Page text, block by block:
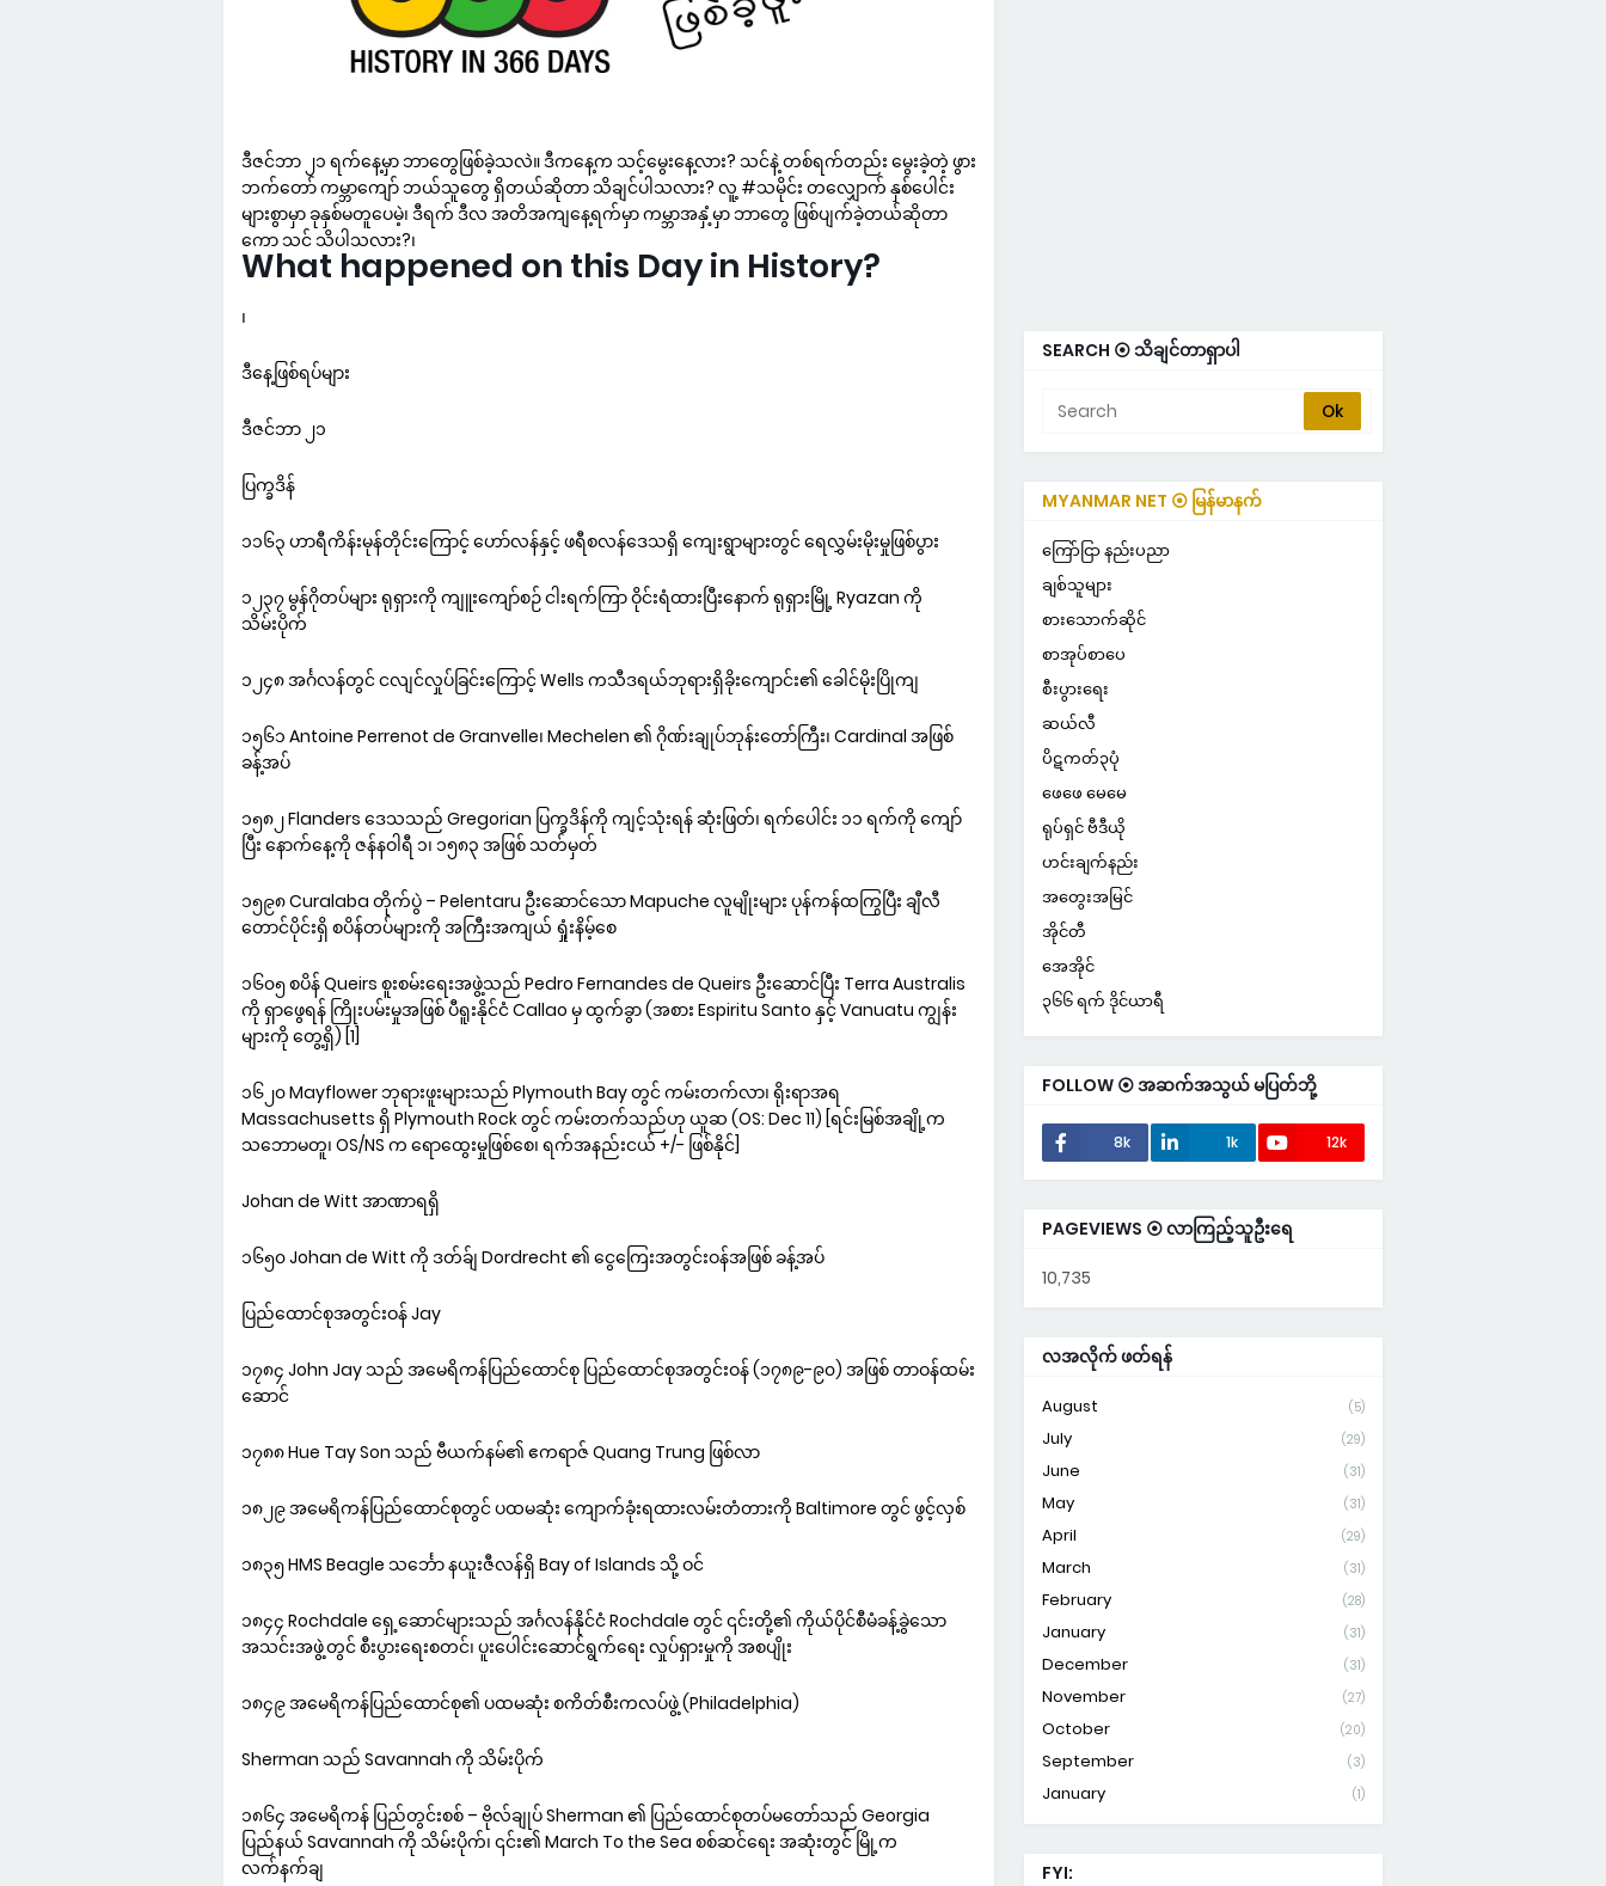
ဒီဇင်ဘာ ၂၁ ရက်နေ့မှာ ဘာတွေဖြစ်ခဲ့သလဲ။ ဒီကနေ့က သင့်မွေးနေ့လား? သင်နဲ့ တစ်ရက်တည်း မွေးခဲ့တဲ့ ဖွား
ဘက်တော် ကမ္ဘာကျော် ဘယ်သူတွေ ရှိတယ်ဆိုတာ သိချင်ပါသလား? လူ့ #သမိုင်း တလျှောက် နှစ်ပေါင်း
များစွာမှာ ခုနှစ်မတူပေမဲ့၊ ဒီရက် ဒီလ အတိအကျနေ့ရက်မှာ ကမ္ဘာအနှံ့မှာ ဘာတွေ ဖြစ်ပျက်ခဲ့တယ်ဆိုတာ
ကော သင် သိပါသလား?၊
What happened on this Day in History?
၊
ဒီနေ့ဖြစ်ရပ်များ
ဒီဇင်ဘာ ၂၁
ပြက္ခဒိန်
၁၁၆၃ ဟာရီကိန်းမုန်တိုင်းကြောင့် ဟော်လန်နှင့် ဖရီစလန်ဒေသရှိ ကျေးရွာများတွင် ရေလွှမ်းမိုးမှုဖြစ်ပွား
၁၂၃၇ မွန်ဂိုတပ်များ ရုရှားကို ကျူးကျော်စဉ် ငါးရက်ကြာ ဝိုင်းရံထားပြီးနောက် ရုရှားမြို့ Ryazan ကို
သိမ်းပိုက်
၁၂၄၈ အင်္ဂလန်တွင် ငလျင်လှုပ်ခြင်းကြောင့် Wells ကသီဒရယ်ဘုရားရှိခိုးကျောင်း၏ ခေါင်မိုးပြိုကျ
၁၅၆၁ Antoine Perrenot de Granvelle၊ Mechelen ၏ ဂိုဏ်းချုပ်ဘုန်းတော်ကြီး၊ Cardinal အဖြစ်
ခန့်အပ်
၁၅၈၂ Flanders ဒေသသည် Gregorian ပြက္ခဒိန်ကို ကျင့်သုံးရန် ဆုံးဖြတ်၊ ရက်ပေါင်း ၁၁ ရက်ကို ကျော်
ပြီး နောက်နေ့ကို ဇန်နဝါရီ ၁၊ ၁၅၈၃ အဖြစ် သတ်မှတ်
၁၅၉၈ Curalaba တိုက်ပွဲ – Pelentaru ဦးဆောင်သော Mapuche လူမျိုးများ ပုန်ကန်ထကြွပြီး ချီလီ
တောင်ပိုင်းရှိ စပိန်တပ်များကို အကြီးအကျယ် ရှုံးနိမ့်စေ
၁၆၀၅ စပိန် Queirs စူးစမ်းရေးအဖွဲ့သည် Pedro Fernandes de Queirs ဦးဆောင်ပြီး Terra Australis
ကို ရှာဖွေရန် ကြိုးပမ်းမှုအဖြစ် ပီရူးနိုင်ငံ Callao မှ ထွက်ခွာ (အစား Espiritu Santo နှင့် Vanuatu ကျွန်း
များကို တွေ့ရှိ) [1]
၁၆၂၀ Mayflower ဘုရားဖူးများသည် Plymouth Bay တွင် ကမ်းတက်လာ၊ ရိုးရာအရ
Massachusetts ရှိ Plymouth Rock တွင် ကမ်းတက်သည်ဟု ယူဆ (OS: Dec 11) [ရင်းမြစ်အချို့က
သဘောမတူ၊ OS/NS က ရောထွေးမှုဖြစ်စေ၊ ရက်အနည်းငယ် +/- ဖြစ်နိုင်]
Johan de Witt အာဏာရရှိ
၁၆၅၀ Johan de Witt ကို ဒတ်ခ်ျ Dordrecht ၏ ငွေကြေးအတွင်းဝန်အဖြစ် ခန့်အပ်
ပြည်ထောင်စုအတွင်းဝန် Jay
၁၇၈၄ John Jay သည် အမေရိကန်ပြည်ထောင်စု ပြည်ထောင်စုအတွင်းဝန် (၁၇၈၉-၉၀) အဖြစ် တာဝန်ထမ်း
ဆောင်
၁၇၈၈ Hue Tay Son သည် ဗီယက်နမ်၏ ဧကရာဇ် Quang Trung ဖြစ်လာ
၁၈၂၉ အမေရိကန်ပြည်ထောင်စုတွင် ပထမဆုံး ကျောက်ခုံးရထားလမ်းတံတားကို Baltimore တွင် ဖွင့်လှစ်
၁၈၃၅ HMS Beagle သင်္ဘော နယူးဇီလန်ရှိ Bay of Islands သို့ ဝင်
၁၈၄၄ Rochdale ရှေ့ဆောင်များသည် အင်္ဂလန်နိုင်ငံ Rochdale တွင် ၎င်းတို့၏ ကိုယ်ပိုင်စီမံခန့်ခွဲသော
အသင်းအဖွဲ့တွင် စီးပွားရေးစတင်၊ ပူးပေါင်းဆောင်ရွက်ရေး လှုပ်ရှားမှုကို အစပျိုး
၁၈၄၉ အမေရိကန်ပြည်ထောင်စု၏ ပထမဆုံး စကိတ်စီးကလပ်ဖွဲ့ (Philadelphia)
Sherman သည် Savannah ကို သိမ်းပိုက်
၁၈၆၄ အမေရိကန် ပြည်တွင်းစစ် – ဗိုလ်ချုပ် Sherman ၏ ပြည်ထောင်စုတပ်မတော်သည် Georgia
ပြည်နယ် Savannah ကို သိမ်းပိုက်၊ ၎င်း၏ March To the Sea စစ်ဆင်ရေး အဆုံးတွင် မြို့က
လက်နက်ချ
SEARCH ⦿ သိချင်တာရှာပါ
MYANMAR NET ⦿ မြန်မာနက်
POPULAR ⦿ လူကြိုက်များ
ကြော်ငြာ နည်းပညာ
ချစ်သူများ
စားသောက်ဆိုင်
စာအုပ်စာပေ
စီးပွားရေး
ဆယ်လီ
ပိဋကတ်၃ပုံ
ဖေဖေ မေမေ
ရုပ်ရှင် ဗီဒီယို
ဟင်းချက်နည်း
အတွေးအမြင်
အိုင်တီ
အေအိုင်
၃၆၆ ရက် ဒိုင်ယာရီ
FOLLOW ⦿ အဆက်အသွယ် မပြတ်ဘို့
8k 1k 12k
PAGEVIEWS ⦿ လာကြည့်သူဦးရေ
10,735
လအလိုက် ဖတ်ရန်
August (5)
July (29)
June (31)
May (31)
April (29)
March (31)
February (28)
January (31)
December (31)
November (27)
October (20)
September (3)
January (1)
FYI: